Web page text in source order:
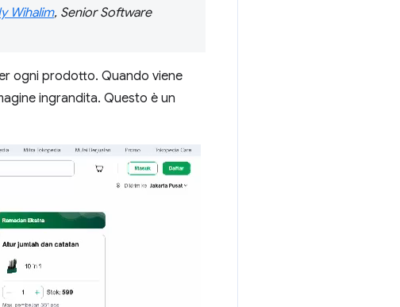
Wihalim, Senior Software
ogni prodotto. Quando viene
ingrandita. Questo è un